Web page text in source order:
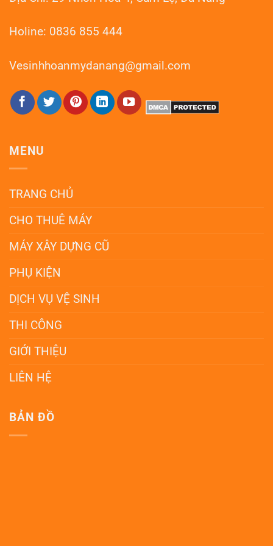
Holine: 0836 855 444
Vesinhhoanmydanang@gmail.com
MENU
TRANG CHỦ
CHO THUÊ MÁY
MÁY XÂY DỰNG CŨ
PHỤ KIỆN
DỊCH VỤ VỆ SINH
THI CÔNG
GIỚI THIỆU
LIÊN HỆ
BẢN ĐỒ